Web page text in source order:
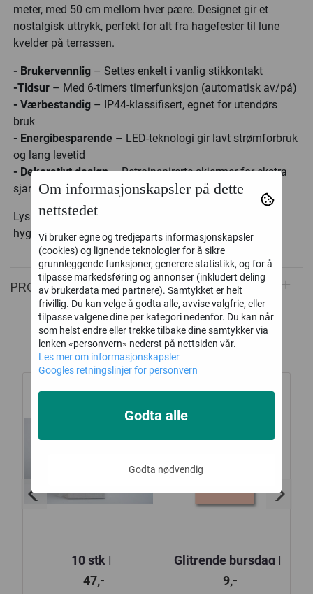
meter, med 50 cm mellom hver pære. Designet gir et
nostalgisk uttrykk, perfekt for alt fra hagefester til lune
kvelder på terrassen.
- Brukervennlig – Settes enkelt i vanlig stikkontakt
-Tidsur – Med 6-timers timerfunksjon (automatisk av/på)
- Værbestandig – IP44-klassifisert, egnet for utendørs
bruk
- Energibesparende – LED-teknologi gir lavt strømforbruk
og lang levetid
- Dekorativt design– Retroinspirerte skjermer for ekstra
sjarme
Lys opp stemningen og gjør uteplassen din ekstra
hyggelig – enten det er til fest eller hverdags.
PRODUKTOMTALER
Alternative produkter
10 stk |
Cellofanposer |
47,-
Glitrende bursdag |
10x15 cm
9,-
Om informasjonskapsler på dette
nettstedet
Vi bruker egne og tredjeparts informasjonskapsler
(cookies) og lignende teknologier for å sikre
grunnleggende funksjoner, generere statistikk, og for å
tilpasse markedsføring og annonser (inkludert deling
av brukerdata med partnere). Samtykket er helt
frivillig. Du kan velge å godta alle, avvise valgfrie, eller
tilpasse valgene dine per kategori nedenfor. Du kan når
som helst endre eller trekke tilbake dine samtykker via
lenken «personvern» nederst på nettsiden vår.
Les mer om informasjonskapsler
Googles retningslinjer for personvern
Godta nødvendig
Godta alle